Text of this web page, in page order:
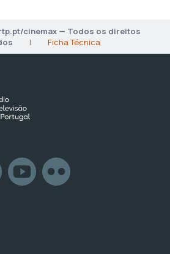
cinemax — Todos os direitos
| Ficha Técnica